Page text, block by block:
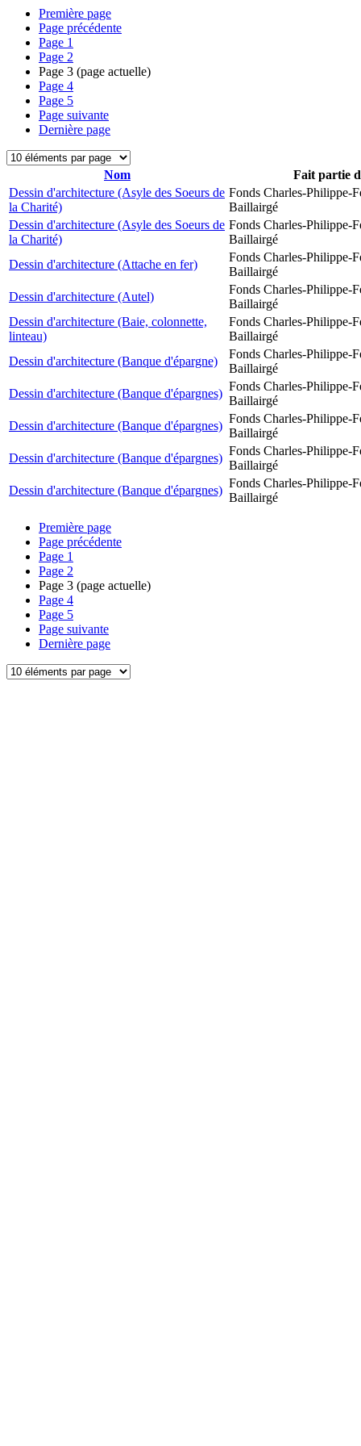
Première page
Page précédente
Page 1
Page 2
Page 3 (page actuelle)
Page 4
Page 5
Page suivante
Dernière page
Nom
Fait partie
Dessin d'architecture (Asyle des Soeurs de
la Charité)
Fonds Charles-Philippe-
Baillairgé
Dessin d'architecture (Asyle des Soeurs de
la Charité)
Fonds Charles-Philippe-
Baillairgé
Dessin d'architecture (Attache en fer)
Fonds Charles-Philippe-
Baillairgé
Dessin d'architecture (Autel)
Fonds Charles-Philippe-
Baillairgé
Dessin d'architecture (Baie, colonnette,
linteau)
Fonds Charles-Philippe-
Baillairgé
Dessin d'architecture (Banque d'épargne)
Fonds Charles-Philippe-
Baillairgé
Dessin d'architecture (Banque d'épargnes)
Fonds Charles-Philippe-
Baillairgé
Dessin d'architecture (Banque d'épargnes)
Fonds Charles-Philippe-
Baillairgé
Dessin d'architecture (Banque d'épargnes)
Fonds Charles-Philippe-
Baillairgé
Dessin d'architecture (Banque d'épargnes)
Fonds Charles-Philippe-
Baillairgé
Première page
Page précédente
Page 1
Page 2
Page 3 (page actuelle)
Page 4
Page 5
Page suivante
Dernière page